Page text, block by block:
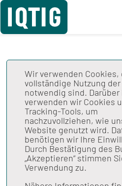
Sekundäre
Nach§ 137a Abs. 10
Buch (V) stellt das
verpflichtenden
Qualitätssicherung nach§
SGB V erhobenen
wissenschaftliche
Gemeinsame
Wir verwenden Cookies,
vollständige Nutzung
notwendig sind. Darüber
verwenden wir Cookies
Tracking-Tools, um
nachzuvollziehen, wie
Website genutzt wird.
benötigen wir Ihre
Durch Bestätigung des
„Akzeptieren“ stimmen
Verwendung zu.